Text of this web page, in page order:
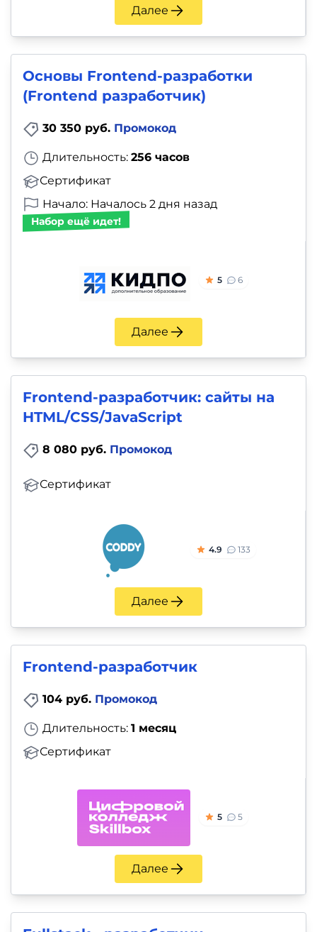
Далее
Основы Frontend-разработки
(Frontend разработчик)
30 350 руб. Промокод
Длительность: 256 часов
Сертификат
Начало: Началось 2 дня назад
Набор ещё идет!
5 6
Далее
Frontend-разработчик: сайты на
HTML/CSS/JavaScript
8 080 руб. Промокод
Сертификат
4.9 133
Далее
Frontend-разработчик
104 руб. Промокод
Длительность: 1 месяц
Сертификат
5 5
Далее